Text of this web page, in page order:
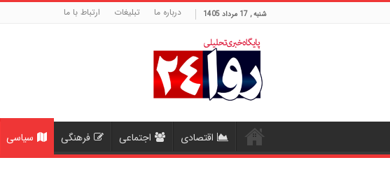
شنبه , 17 مرداد 1405 درباره ما تبلیغات ارتباط با ما
اقتصادی اجتماعی فرهنگی سیاسی